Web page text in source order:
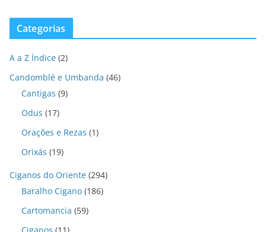
Categorias
A a Z Índice (2)
Candomblé e Umbanda (46)
Cantigas (9)
Odus (17)
Orações e Rezas (1)
Orixás (19)
Ciganos do Oriente (294)
Baralho Cigano (186)
Cartomancia (59)